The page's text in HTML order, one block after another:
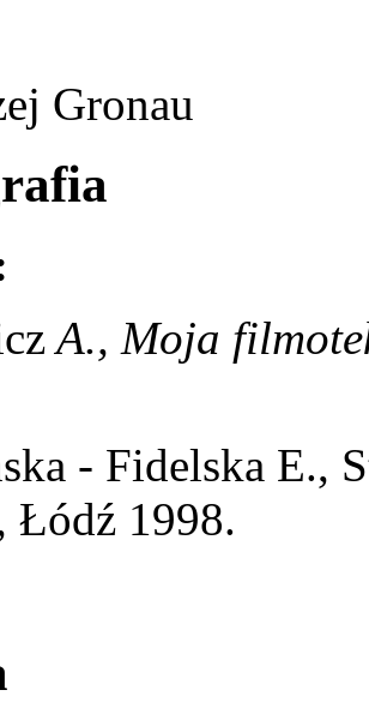
Gronau
A., Moja
- Fidelska E.,
Łódź 1998.